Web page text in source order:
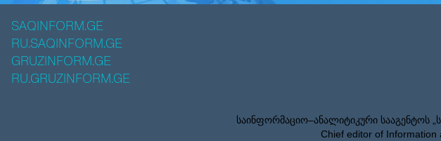
SAQINFORM.GE
RU.SAQINFORM.GE
GRUZINFORM.GE
RU.GRUZINFORM.GE
საინფორმაციო–ანალიტიკური სააგენტოს
Chief editor of Information